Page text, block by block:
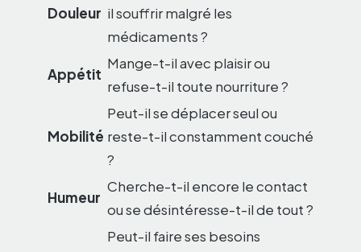
Douleur il souffrir malgré les
médicaments ?
Appétit
Mange-t-il avec plaisir ou
refuse-t-il toute nourriture ?
Mobilité
Peut-il se déplacer seul ou
reste-t-il constamment couché
?
Humeur
Cherche-t-il encore le contact
ou se désintéresse-t-il de tout ?
Peut-il faire ses besoins